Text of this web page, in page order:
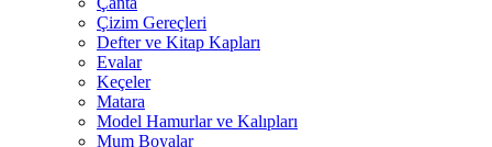
Çizim Gereçleri
Defter ve Kitap Kapları
Evalar
Keçeler
Matara
Model Hamurlar ve Kalıpları
Mum Boyalar